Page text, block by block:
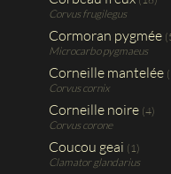
Corvus frugilegus
Cormoran pygmée
Microcarbo pygmaeus
Corneille mantelée
Corvus cornix
Corneille noire (4)
Corvus corone
Coucou geai (1)
Clamator glandarius